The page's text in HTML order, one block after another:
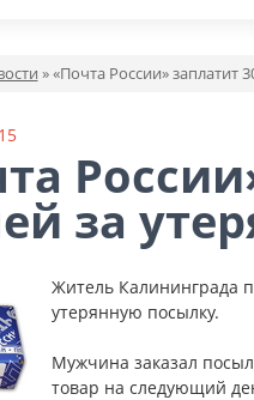
»«Почта России» заплатит
за
Житель Калининграда
утерянную посылку.
Мужчина заказал
товар на следующий